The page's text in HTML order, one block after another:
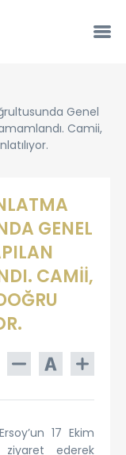
Genel
Camii,
GENEL
CAMİİ,
17 Ekim
ederek